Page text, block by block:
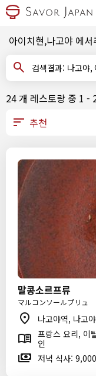
아이치현,나고야 에
검색결과:
24 개 레스토랑 중 1 -
말콩소르프류
マルコンソールプリュ
나고야역, 나고
프랑스 요리, 이
인
저녁 식사: